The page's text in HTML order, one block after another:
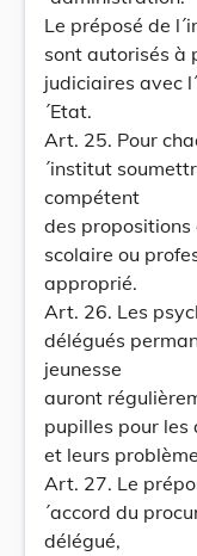
Le préposé de
sont autorisés à
judiciaires avec
´Etat.
Art. 25. Pour
´institut
compétent
des
scolaire ou
approprié.
Art. 26. Les
délégués
jeunesse
auront
pupilles pour les
et leurs
Art. 27. Le
´accord du
délégué,